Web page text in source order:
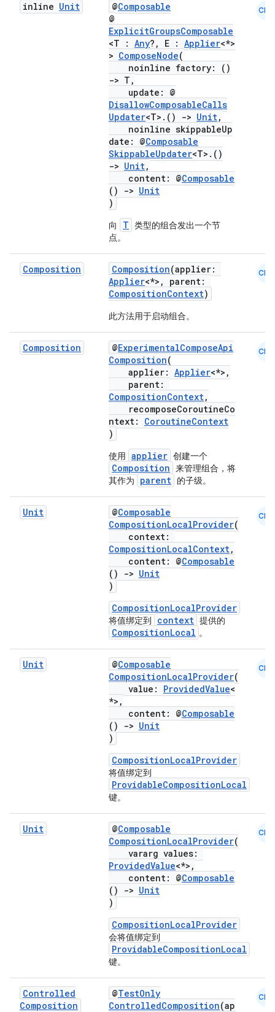
inline Unit @Composable
@
ExplicitGroupsComposable
<T : Any?, E : Applier<*>
> ComposeNode(
noinline factory: ()
-> T,
update: @
DisallowComposableCalls
Updater<T>.() -> Unit,
noinline skippableUp
date: @Composable
SkippableUpdater<T>.()
-> Unit,
content: @Composable
()
-> Unit
)
向 T 类型的组合发出一个节
点。
CMN
Composition Composition(applier:
Applier<*>, parent:
CompositionContext)
此方法用于启动组合。
CMN
Composition @ExperimentalComposeApi
Composition(
applier: Applier<*>,
parent:
CompositionContext,
recomposeCoroutineCo
ntext: CoroutineContext
)
使用 applier 创建一个
Composition 来管理组合，将
其作为
parent 的子级。
CMN
Unit @Composable
CompositionLocalProvider(
context:
CompositionLocalContext,
content: @Composable
()
-> Unit
)
CompositionLocalProvider
将值绑定到 context 提供的
CompositionLocal 。
CMN
Unit @Composable
CompositionLocalProvider(
value: ProvidedValue<
*>,
content: @Composable
()
-> Unit
)
CompositionLocalProvider
将值绑定到
ProvidableCompositionLocal
键。
CMN
Unit @Composable
CompositionLocalProvider(
vararg values:
ProvidedValue<*>,
content: @Composable
()
-> Unit
)
CompositionLocalProvider
会将值绑定到
ProvidableCompositionLocal
键。
CMN
Controlled
Composition
@TestOnly
ControlledComposition(ap
CMN